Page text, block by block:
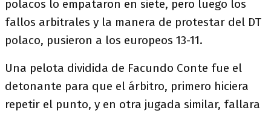
polacos lo empataron en siete, pero luego los
fallos arbitrales y la manera de protestar del DT
polaco, pusieron a los europeos 13-11.
Una pelota dividida de Facundo Conte fue el
detonante para que el árbitro, primero hiciera
repetir el punto, y en otra jugada similar, fallara